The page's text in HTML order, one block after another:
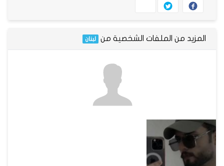
المزيد من الملفات الشخصية من لبنان